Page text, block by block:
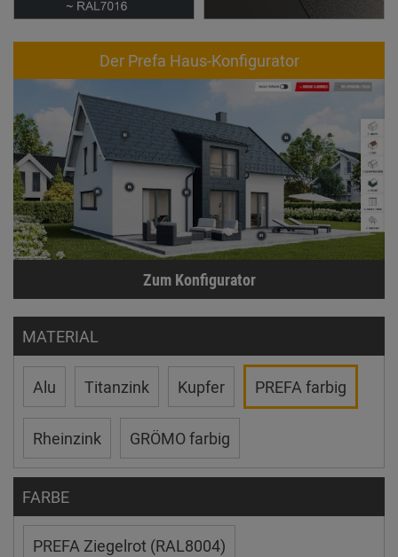
Der Prefa Haus-Konfigurator
Zum Konfigurator
MATERIAL
Alu Titanzink Kupfer PREFA farbig
Rheinzink GRÖMO farbig
FARBE
PREFA Ziegelrot (RAL8004)